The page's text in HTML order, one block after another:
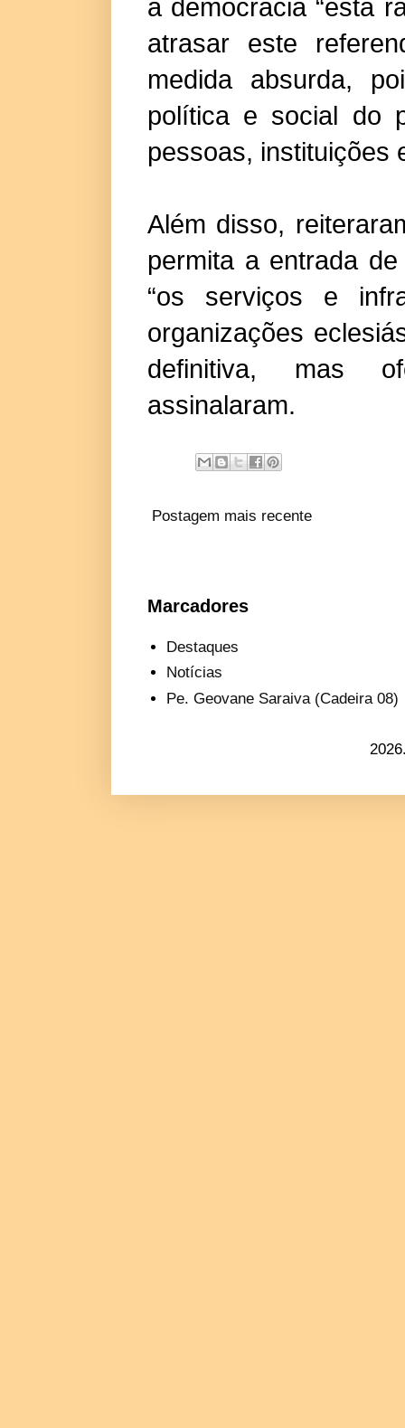
a democracia “está
atrasar este
medida absurda,
política e social do
pessoas, instituições
Além disso,
permita a entrada
“os serviços e
organizações
definitiva, mas
assinalaram.
Postagem mais recente
Marcadores
Destaques
Notícias
Pe. Geovane Saraiva (Cadeira 08)